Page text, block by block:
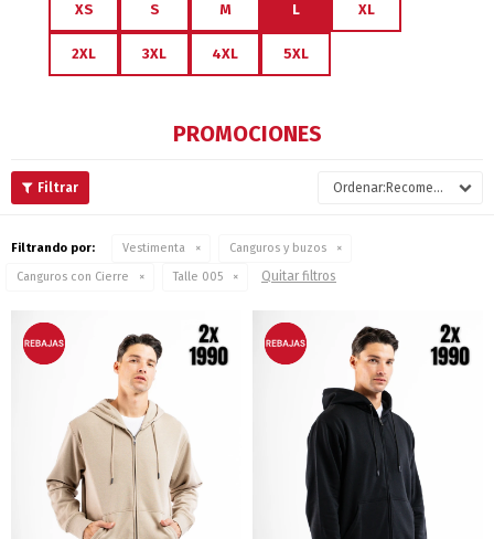
XS S M L XL
2XL 3XL 4XL 5XL
PROMOCIONES
Recomendados
Filtrando por: Vestimenta
Canguros y buzos
Canguros con Cierre
Talle 005 Quitar filtros